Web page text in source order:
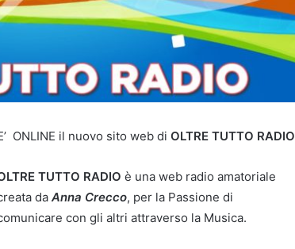
ONLINE il nuovo sito web diOLTRE TUTTO RADIO
TUTTO RADIO è una web radio amatoriale
daAnna Crecco, per la Passione di
con gli altri attraverso la Musica.